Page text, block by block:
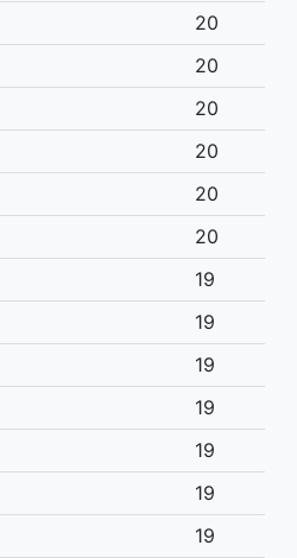
20
20
20
20
20
20
19
19
19
19
19
19
19